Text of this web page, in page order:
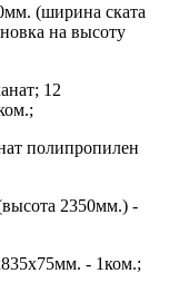
(ширина ската
на высоту
12
полипропилен
2350мм.) -
- 1ком.;